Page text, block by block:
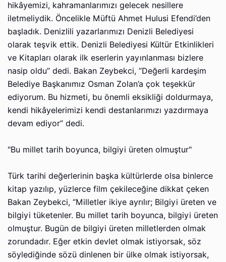
hikâyemizi, kahramanlarımızı gelecek nesillere
iletmeliydik. Öncelikle Müftü Ahmet Hulusi Efendi’den
başladık. Denizlili yazarlarımızı Denizli Belediyesi
olarak teşvik ettik. Denizli Belediyesi Kültür Etkinlikleri
ve Kitapları olarak ilk eserlerin yayınlanması bizlere
nasip oldu” dedi. Bakan Zeybekci, “Değerli kardeşim
Belediye Başkanımız Osman Zolan’a çok teşekkür
ediyorum. Bu hizmeti, bu önemli eksikliği doldurmaya,
kendi hikâyelerimizi kendi destanlarımızı yazdırmaya
devam ediyor” dedi.
"Bu millet tarih boyunca, bilgiyi üreten olmuştur"
Türk tarihi değerlerinin başka kültürlerde olsa binlerce
kitap yazılıp, yüzlerce film çekileceğine dikkat çeken
Bakan Zeybekci, “Milletler ikiye ayrılır; Bilgiyi üreten ve
bilgiyi tüketenler. Bu millet tarih boyunca, bilgiyi üreten
olmuştur. Bugün de bilgiyi üreten milletlerden olmak
zorundadır. Eğer etkin devlet olmak istiyorsak, söz
söylediğinde sözü dinlenen bir ülke olmak istiyorsak,